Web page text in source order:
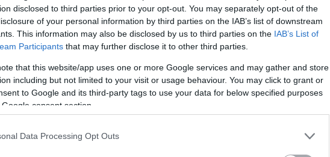
disclosed to third parties prior to your opt-out. You may separately opt-out of the
of your personal information by third parties on the IAB’s list of downstream
This information may also be disclosed by us to third parties on the IAB’s List of
Participants that may further disclose it to other third parties.
that this website/app uses one or more Google services and may gather and store
including but not limited to your visit or usage behaviour. You may click to grant or
to Google and its third-party tags to use your data for below specified purposes
consent section.
Data Processing Opt Outs